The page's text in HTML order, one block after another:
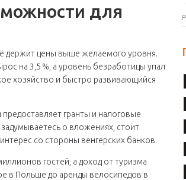
для
держит цены выше желаемого уровня.
на 3,5 %, а уровень безработицы упал
хозяйство и быстро развивающийся
гранты и налоговые
о вложениях, стоит
со стороны венгерских банков.
гостей, а доход от туризма
в Польше до аренды велосипедов в